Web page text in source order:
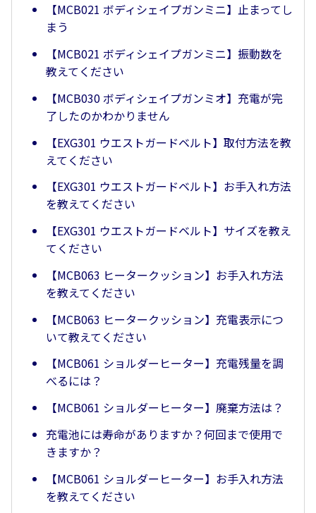
【MCB021 ボディシェイプガンミニ】止まってし
まう
【MCB021 ボディシェイプガンミニ】振動数を
教えてください
【MCB030 ボディシェイプガンミオ】充電が完
了したのかわかりません
【EXG301 ウエストガードベルト】取付方法を教
えてください
【EXG301 ウエストガードベルト】お手入れ方法
を教えてください
【EXG301 ウエストガードベルト】サイズを教え
てください
【MCB063 ヒータークッション】お手入れ方法
を教えてください
【MCB063 ヒータークッション】充電表示につ
いて教えてください
【MCB061 ショルダーヒーター】充電残量を調
べるには？
【MCB061 ショルダーヒーター】廃棄方法は？
充電池には寿命がありますか？何回まで使用で
きますか？
【MCB061 ショルダーヒーター】お手入れ方法
を教えてください